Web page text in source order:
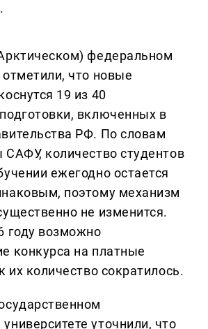
федеральном
отметили, что новые
19 из 40
включенных в
РФ. По словам
САФУ, количество студентов
ежегодно остается
поэтому механизм
не изменится.
году возможно
конкурса на платные
их количество сократилось.
уточнили, что